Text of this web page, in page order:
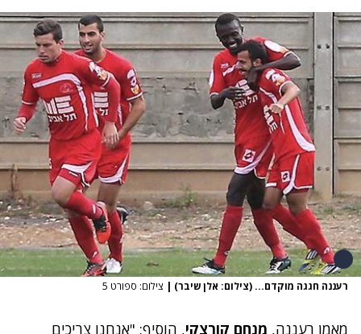
רעננה חגגה מוקדם... (צילום: אלן שיבר) | צילום: ספורט 5
מאמן רעננה, מנחם קורצקי, הוסיף: "אנחנו צריכים